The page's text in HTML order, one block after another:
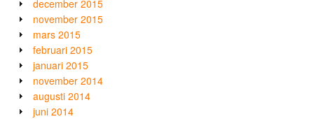
december 2015
november 2015
mars 2015
februari 2015
januari 2015
november 2014
augusti 2014
juni 2014